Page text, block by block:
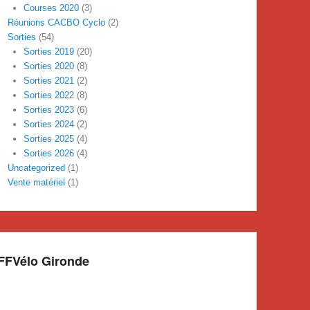
Courses 2020(3)
Réunions CACBO Cyclo (2)
Sorties (54)
Sorties 2019(20)
Sorties 2020(8)
Sorties 2021 (2)
Sorties 2022(8)
Sorties 2023(6)
Sorties 2024(2)
Sorties 2025(4)
Sorties 2026(4)
Uncategorized (1)
Vente matériel (1)
Gironde